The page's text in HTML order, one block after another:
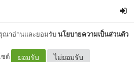
รุณาอ่านและยอมรับนโยบายความเป็นส่วนตัว
ซต์ ยอมรับ ไม่ยอมรับ